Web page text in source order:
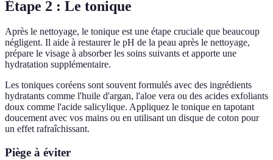
Étape 2 : Le tonique
Après le nettoyage, le tonique est une étape cruciale que beaucoup
négligent. Il aide à restaurer le pH de la peau après le nettoyage,
prépare le visage à absorber les soins suivants et apporte une
hydratation supplémentaire.
Les toniques coréens sont souvent formulés avec des ingrédients
hydratants comme l'huile d'argan, l'aloe vera ou des acides exfoliants
doux comme l'acide salicylique. Appliquez le tonique en tapotant
doucement avec vos mains ou en utilisant un disque de coton pour
un effet rafraîchissant.
Piège à éviter